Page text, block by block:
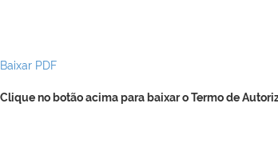
Baixar PDF
Clique no botão acima para baixar o Termo de